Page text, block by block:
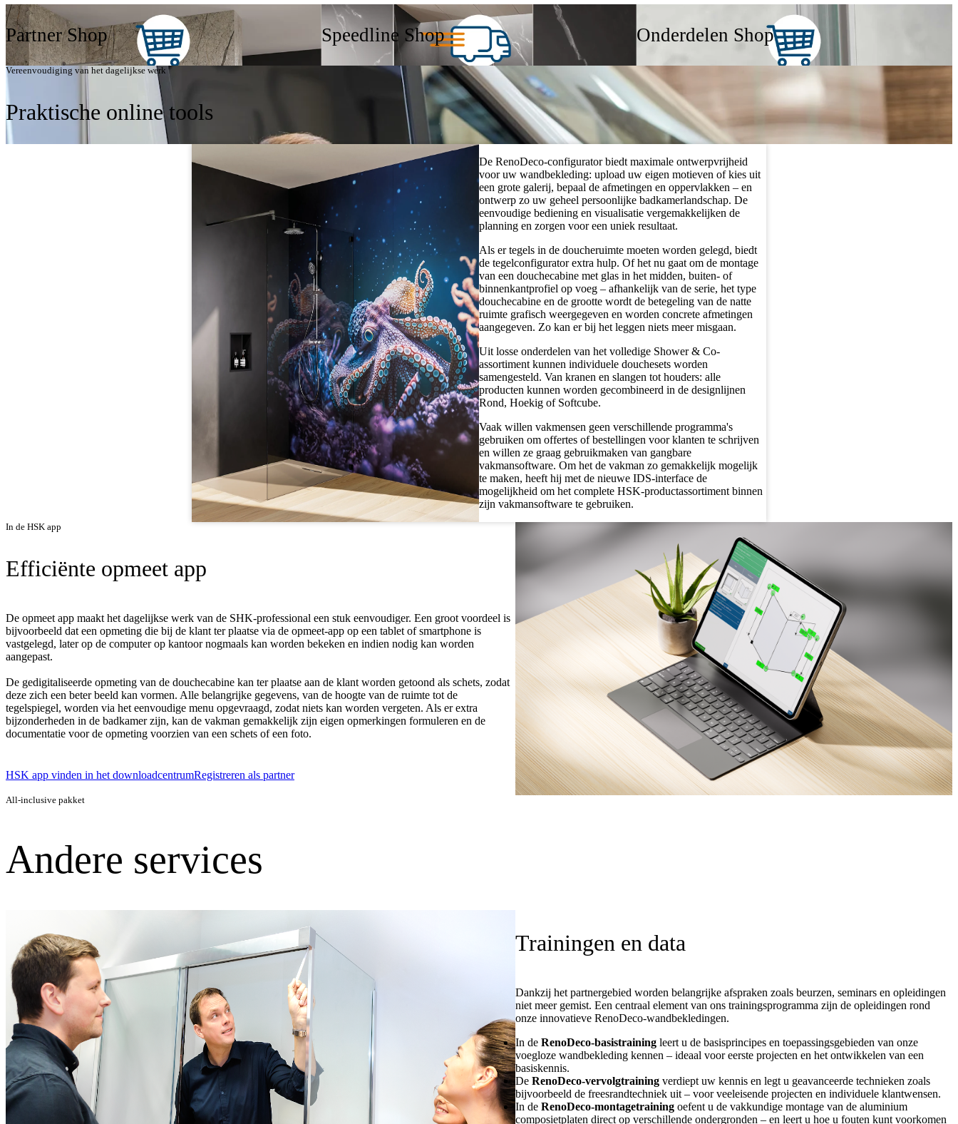
Partner Shop Speedline Shop Onderdelen Shop
Vereenvoudiging van het dagelijkse werk
Praktische online tools
De RenoDeco-configurator biedt maximale ontwerpvrijheid
voor uw wandbekleding: upload uw eigen motieven of kies uit
een grote galerij, bepaal de afmetingen en oppervlakken – en
ontwerp zo uw geheel persoonlijke badkamerlandschap. De
eenvoudige bediening en visualisatie vergemakkelijken de
planning en zorgen voor een uniek resultaat.
Als er tegels in de doucheruimte moeten worden gelegd, biedt
de tegelconfigurator extra hulp. Of het nu gaat om de montage
van een douchecabine met glas in het midden, buiten- of
binnenkantprofiel op voeg – afhankelijk van de serie, het type
douchecabine en de grootte wordt de betegeling van de natte
ruimte grafisch weergegeven en worden concrete afmetingen
aangegeven. Zo kan er bij het leggen niets meer misgaan.
Uit losse onderdelen van het volledige Shower & Co-
assortiment kunnen individuele douchesets worden
samengesteld. Van kranen en slangen tot houders: alle
producten kunnen worden gecombineerd in de designlijnen
Rond, Hoekig of Softcube.
Vaak willen vakmensen geen verschillende programma's
gebruiken om offertes of bestellingen voor klanten te schrijven
en willen ze graag gebruikmaken van gangbare
vakmansoftware. Om het de vakman zo gemakkelijk mogelijk
te maken, heeft hij met de nieuwe IDS-interface de
mogelijkheid om het complete HSK-productassortiment binnen
zijn vakmansoftware te gebruiken.
In de HSK app
Efficiënte opmeet app
De opmeet app maakt het dagelijkse werk van de SHK-professional een stuk eenvoudiger. Een groot voordeel is
bijvoorbeeld dat een opmeting die bij de klant ter plaatse via de opmeet-app op een tablet of smartphone is
vastgelegd, later op de computer op kantoor nogmaals kan worden bekeken en indien nodig kan worden
aangepast.
De gedigitaliseerde opmeting van de douchecabine kan ter plaatse aan de klant worden getoond als schets, zodat
deze zich een beter beeld kan vormen. Alle belangrijke gegevens, van de hoogte van de ruimte tot de
tegelspiegel, worden via het eenvoudige menu opgevraagd, zodat niets kan worden vergeten. Als er extra
bijzonderheden in de badkamer zijn, kan de vakman gemakkelijk zijn eigen opmerkingen formuleren en de
documentatie voor de opmeting voorzien van een schets of een foto.
HSK app vinden in het downloadcentrumRegistreren als partner
All-inclusive pakket
Andere services
Trainingen en data
Dankzij het partnergebied worden belangrijke afspraken zoals beurzen, seminars en opleidingen
niet meer gemist. Een centraal element van ons trainingsprogramma zijn de opleidingen rond
onze innovatieve RenoDeco-wandbekledingen.
In deRenoDeco-basistraining leert u de basisprincipes en toepassingsgebieden van onze
voegloze wandbekleding kennen – ideaal voor eerste projecten en het ontwikkelen van een
basiskennis.
DeRenoDeco-vervolgtraining verdiept uw kennis en legt u geavanceerde technieken zoals
bijvoorbeeld de freesrandtechniek uit – voor veeleisende projecten en individuele klantwensen.
In deRenoDeco-montagetraining oefent u de vakkundige montage van de aluminium
composietplaten direct op verschillende ondergronden – en leert u hoe u fouten kunt voorkomen